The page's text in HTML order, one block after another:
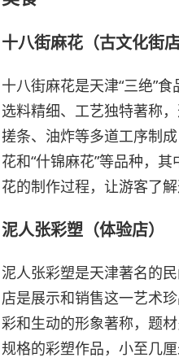
十八街麻花（古文化街店
十八街麻花是天津“三绝”
选料精细、工艺独特著称
搓条、油炸等多道工序制
花和“什锦麻花”等品种，
花的制作过程，让游客了
泥人张彩塑（体验店）
泥人张彩塑是天津著名的
店是展示和销售这一艺术
彩和生动的形象著称，题
规格的彩塑作品，小至几